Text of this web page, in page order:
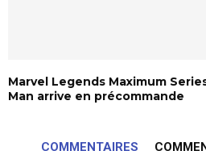
Marvel Legends Maximum
Man arrive en précommande
COMMENTAIRES